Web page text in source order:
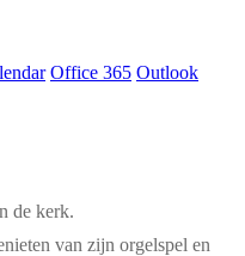
Office 365 Outlook
de kerk.
van zijn orgelspel en